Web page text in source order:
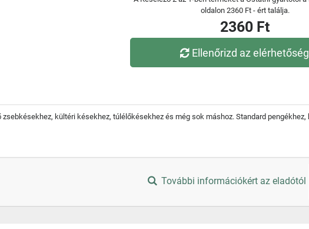
oldalon 2360 Ft - ért találja.
2360 Ft
Ellenőrizd az
kültéri késekhez, túlélőkésekhez és még sok máshoz. Standard
További információkért az eladótól